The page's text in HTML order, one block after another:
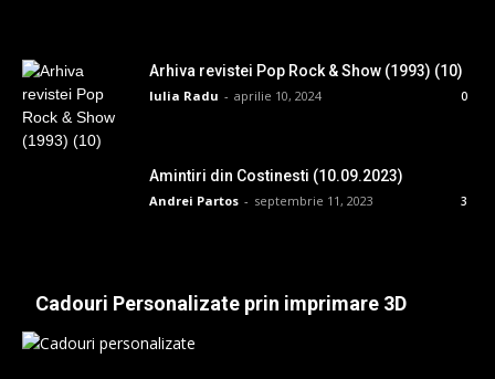
Arhiva revistei Pop Rock & Show (1993) (10)
Iulia Radu - aprilie 10, 2024 0
Amintiri din Costinesti (10.09.2023)
Andrei Partos - septembrie 11, 2023 3
Cadouri Personalizate prin imprimare 3D